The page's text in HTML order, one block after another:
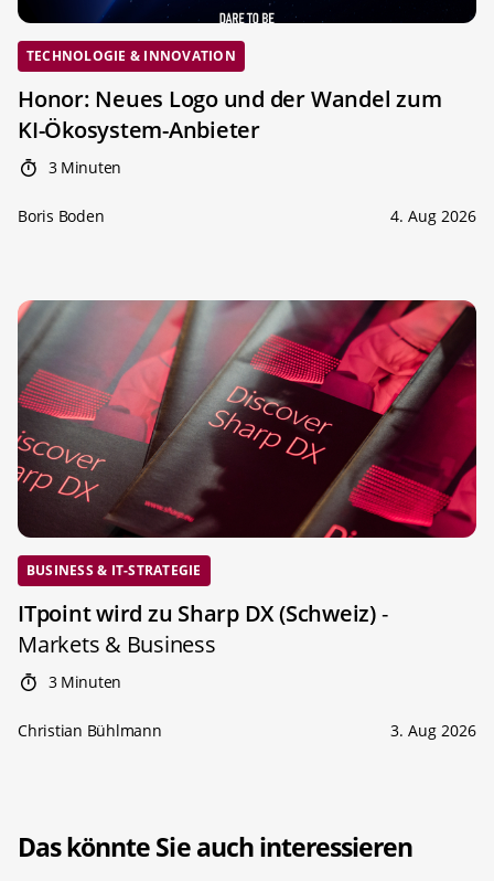
TECHNOLOGIE & INNOVATION
Honor: Neues Logo und der Wandel zum
KI-Ökosystem-Anbieter
3 Minuten
Boris Boden 4. Aug 2026
BUSINESS & IT-STRATEGIE
ITpoint wird zu Sharp DX (Schweiz)-
Markets & Business
3 Minuten
Christian Bühlmann 3. Aug 2026
Das könnte Sie auch interessieren